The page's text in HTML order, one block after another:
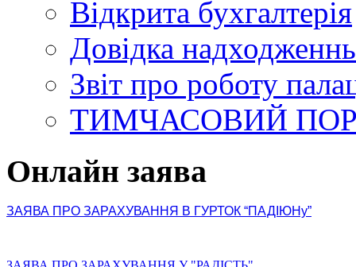
Відкрита бухгалтерія
Довідка надходженнь
Звіт про роботу
ТИМЧАСОВИЙ
Онлайн заява
ЗАЯВА ПРО ЗАРАХУВАННЯ В ГУРТОК “ПАДІЮНу”